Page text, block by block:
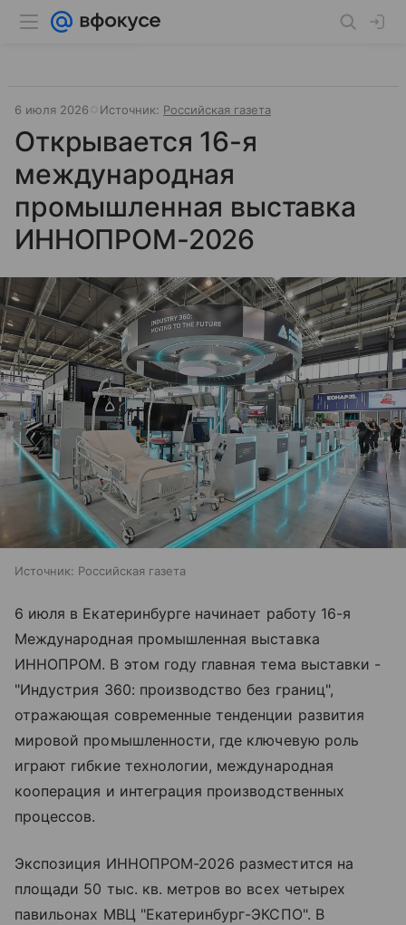
6 июля 2026 Источник: Российская газета
Открывается 16-я
международная
промышленная выставка
ИННОПРОМ-2026
Источник: Российская газета
6 июля в Екатеринбурге начинает работу 16-я
Международная промышленная выставка
ИННОПРОМ. В этом году главная тема выставки -
"Индустрия 360: производство без границ",
отражающая современные тенденции развития
мировой промышленности, где ключевую роль
играют гибкие технологии, международная
кооперация и интеграция производственных
процессов.
Экспозиция ИННОПРОМ-2026 разместится на
площади 50 тыс. кв. метров во всех четырех
павильонах МВЦ "Екатеринбург-ЭКСПО". В